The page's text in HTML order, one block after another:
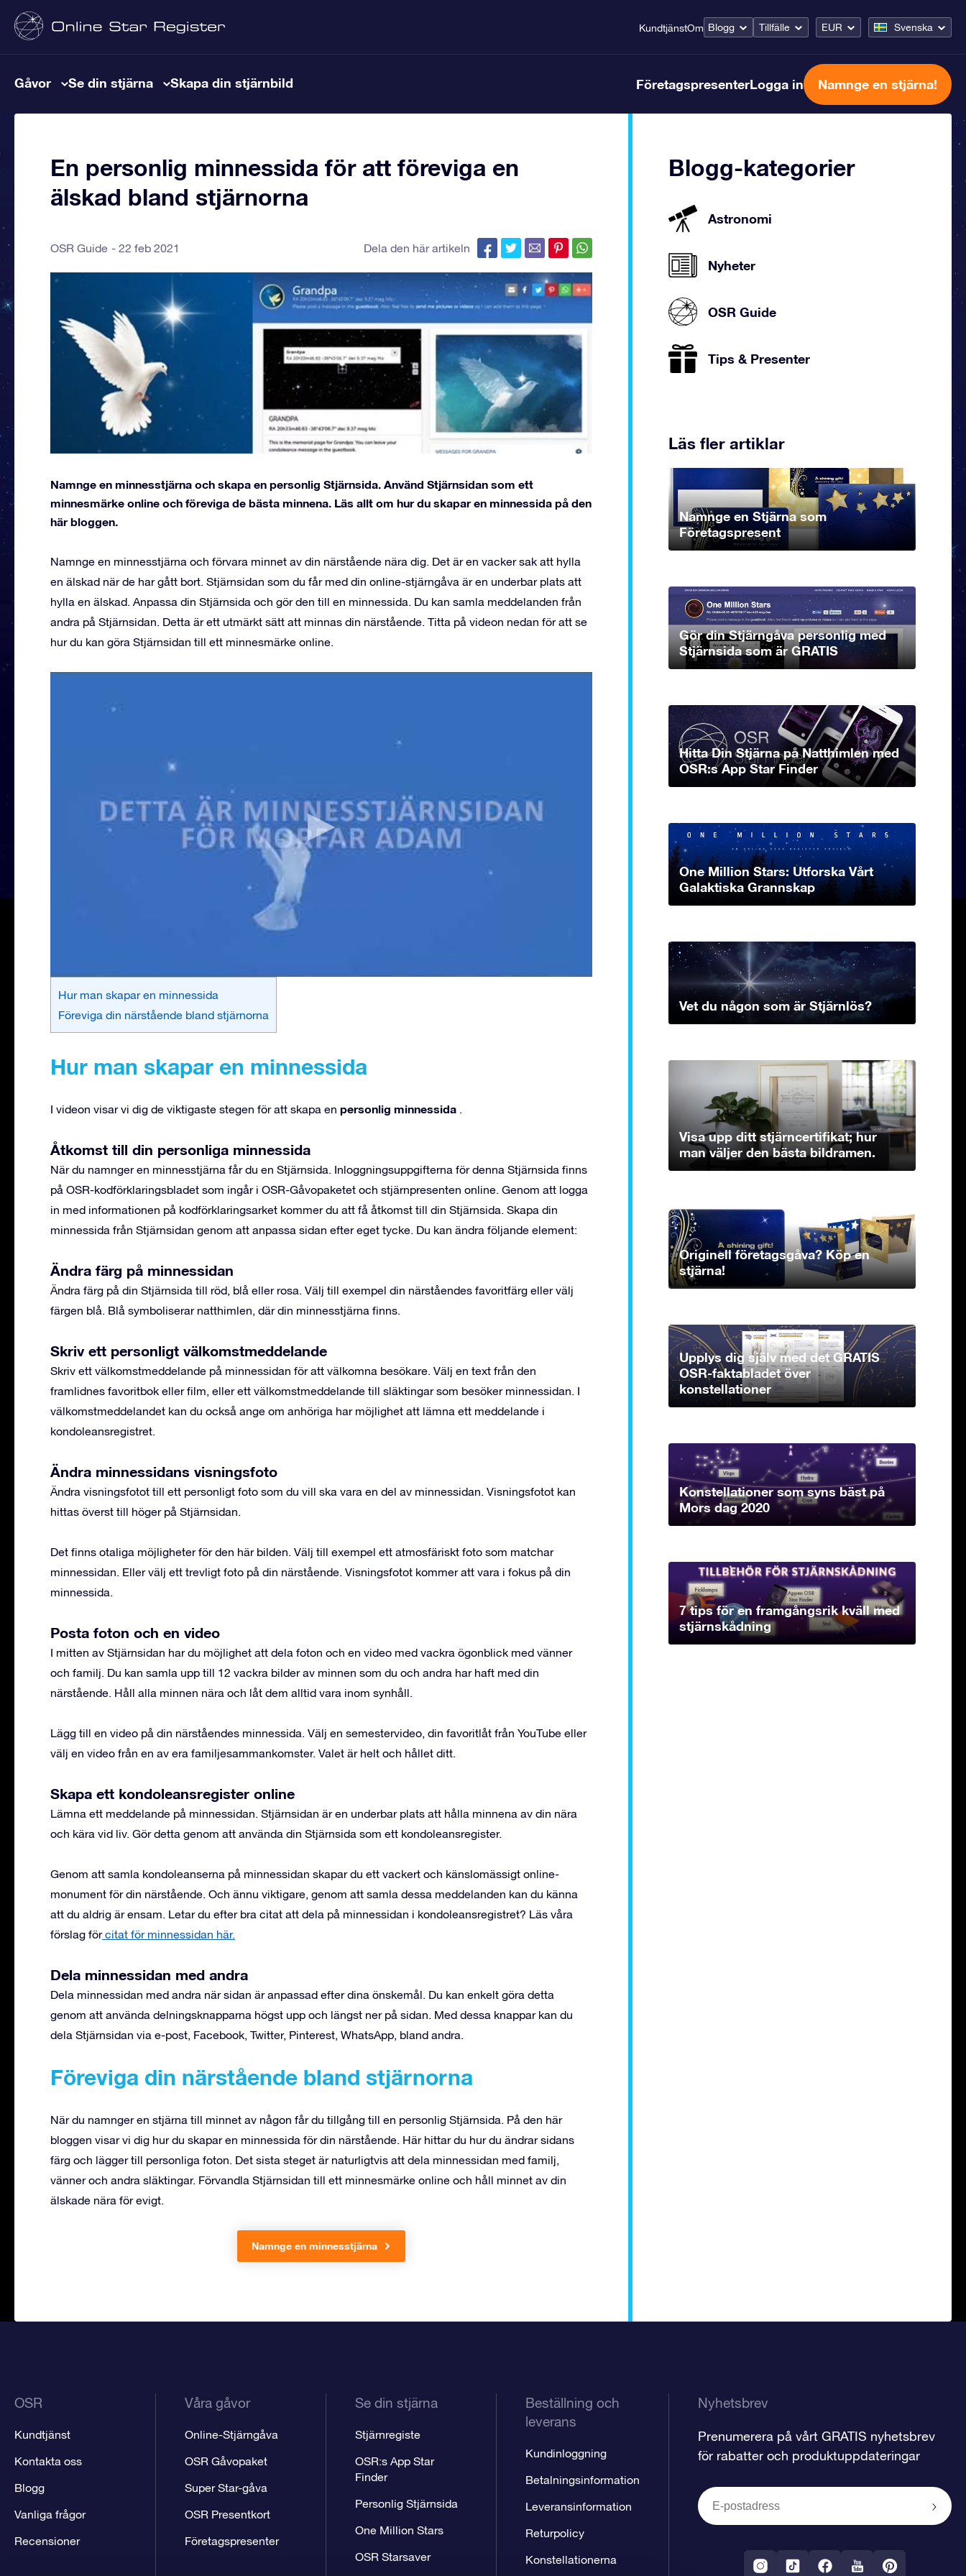
KundtjänstOm Blogg Tillfälle EUR Svenska
Gåvor Se din stjärna Skapa din stjärnbild FöretagspresenterLogga in Namnge en stjärna!
En personlig minnessida för att föreviga en
älskad bland stjärnorna
OSR Guide 22 feb 2021 Dela den här artikeln
Namnge en minnesstjärna och skapa en personlig Stjärnsida. Använd Stjärnsidan som ett
minnesmärke online och föreviga de bästa minnena. Läs allt om hur du skapar en minnessida på den
här bloggen.
Namnge en minnesstjärna och förvara minnet av din närstående nära dig. Det är en vacker sak att hylla
en älskad när de har gått bort. Stjärnsidan som du får med din online-stjärngåva är en underbar plats att
hylla en älskad. Anpassa din Stjärnsida och gör den till en minnessida. Du kan samla meddelanden från
andra på Stjärnsidan. Detta är ett utmärkt sätt att minnas din närstående. Titta på videon nedan för att se
hur du kan göra Stjärnsidan till ett minnesmärke online.
Hur man skapar en minnessida
Föreviga din närstående bland stjärnorna
Hur man skapar en minnessida
I videon visar vi dig de viktigaste stegen för att skapa en personlig minnessida .
Åtkomst till din personliga minnessida
När du namnger en minnesstjärna får du en Stjärnsida. Inloggningsuppgifterna för denna Stjärnsida finns
på OSR-kodförklaringsbladet som ingår i OSR-Gåvopaketet och stjärnpresenten online. Genom att logga
in med informationen på kodförklaringsarket kommer du att få åtkomst till din Stjärnsida. Skapa din
minnessida från Stjärnsidan genom att anpassa sidan efter eget tycke. Du kan ändra följande element:
Ändra färg på minnessidan
Ändra färg på din Stjärnsida till röd, blå eller rosa. Välj till exempel din närståendes favoritfärg eller välj
färgen blå. Blå symboliserar natthimlen, där din minnesstjärna finns.
Skriv ett personligt välkomstmeddelande
Skriv ett välkomstmeddelande på minnessidan för att välkomna besökare. Välj en text från den
framlidnes favoritbok eller film, eller ett välkomstmeddelande till släktingar som besöker minnessidan. I
välkomstmeddelandet kan du också ange om anhöriga har möjlighet att lämna ett meddelande i
kondoleansregistret.
Ändra minnessidans visningsfoto
Ändra visningsfotot till ett personligt foto som du vill ska vara en del av minnessidan. Visningsfotot kan
hittas överst till höger på Stjärnsidan.
Det finns otaliga möjligheter för den här bilden. Välj till exempel ett atmosfäriskt foto som matchar
minnessidan. Eller välj ett trevligt foto på din närstående. Visningsfotot kommer att vara i fokus på din
minnessida.
Posta foton och en video
I mitten av Stjärnsidan har du möjlighet att dela foton och en video med vackra ögonblick med vänner
och familj. Du kan samla upp till 12 vackra bilder av minnen som du och andra har haft med din
närstående. Håll alla minnen nära och låt dem alltid vara inom synhåll.
Lägg till en video på din närståendes minnessida. Välj en semestervideo, din favoritlåt från YouTube eller
välj en video från en av era familjesammankomster. Valet är helt och hållet ditt.
Skapa ett kondoleansregister online
Lämna ett meddelande på minnessidan. Stjärnsidan är en underbar plats att hålla minnena av din nära
och kära vid liv. Gör detta genom att använda din Stjärnsida som ett kondoleansregister.
Genom att samla kondoleanserna på minnessidan skapar du ett vackert och känslomässigt online-
monument för din närstående. Och ännu viktigare, genom att samla dessa meddelanden kan du känna
att du aldrig är ensam. Letar du efter bra citat att dela på minnessidan i kondoleansregistret? Läs våra
förslag förcitat för minnessidan här.
Dela minnessidan med andra
Dela minnessidan med andra när sidan är anpassad efter dina önskemål. Du kan enkelt göra detta
genom att använda delningsknapparna högst upp och längst ner på sidan. Med dessa knappar kan du
dela Stjärnsidan via e-post, Facebook, Twitter, Pinterest, WhatsApp, bland andra.
Föreviga din närstående bland stjärnorna
När du namnger en stjärna till minnet av någon får du tillgång till en personlig Stjärnsida. På den här
bloggen visar vi dig hur du skapar en minnessida för din närstående. Här hittar du hur du ändrar sidans
färg och lägger till personliga foton. Det sista steget är naturligtvis att dela minnessidan med familj,
vänner och andra släktingar. Förvandla Stjärnsidan till ett minnesmärke online och håll minnet av din
älskade nära för evigt.
Namnge en minnesstjärna
Blogg-kategorier
Astronomi
Nyheter
OSR Guide
Tips & Presenter
Läs fler artiklar
Namnge en Stjärna som
Företagspresent
Gör din Stjärngåva personlig med
Stjärnsida som är GRATIS
Hitta Din Stjärna på Natthimlen med
OSR:s App Star Finder
One Million Stars: Utforska Vårt
Galaktiska Grannskap
Vet du någon som är Stjärnlös?
Visa upp ditt stjärncertifikat; hur
man väljer den bästa bildramen.
Originell företagsgåva? Köp en
stjärna!
Upplys dig själv med det GRATIS
OSR-faktabladet över
konstellationer
Konstellationer som syns bäst på
Mors dag 2020
7 tips för en framgångsrik kväll med
stjärnskådning
OSR
Kundtjänst
Kontakta oss
Blogg
Vanliga frågor
Recensioner
Våra gåvor
Online-Stjärngåva
OSR Gåvopaket
Super Star-gåva
OSR Presentkort
Företagspresenter
Se din stjärna
Stjärnregiste
OSR:s App Star
Finder
Personlig Stjärnsida
One Million Stars
OSR Starsaver
Beställning och
leverans
Kundinloggning
Betalningsinformation
Leveransinformation
Returpolicy
Konstellationerna
Nyhetsbrev
Prenumerera på vårt GRATIS nyhetsbrev
för rabatter och produktuppdateringar